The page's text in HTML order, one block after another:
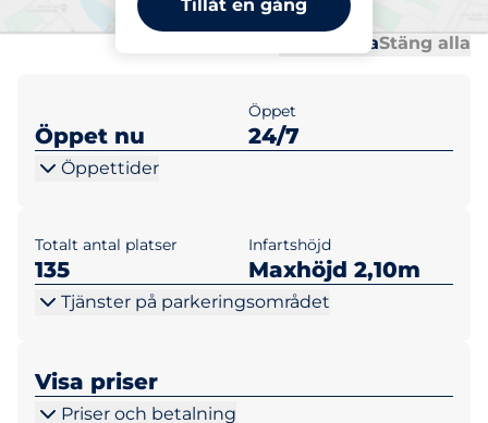
Tillåt en gång
Öppna allaStäng alla
Öppet nu
Öppet
24/7
Öppettider
Totalt antal platser
135
Infartshöjd
Maxhöjd 2,10m
Tjänster på parkeringsområdet
Visa priser
Priser och betalning